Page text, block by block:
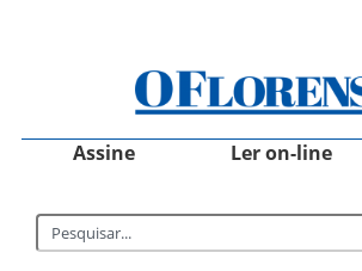
Assine Ler on-line